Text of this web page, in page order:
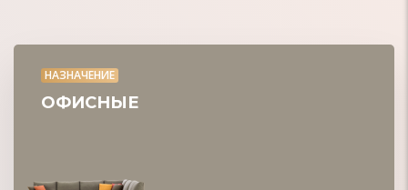
НАЗНАЧЕНИЕ
ОФИСНЫЕ